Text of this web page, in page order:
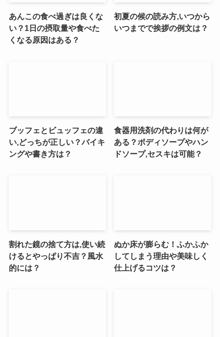
あんこの食べ過ぎは良くな
い？1日の摂取量や食べた
くなる原因はある？
初夏の候の読み方,いつから
いつまでで挨拶の例文は？
ブッフェとビュッフェの違
い,どっちが正しい？バイキ
ングや書き方は？
食器用洗剤の代わりは何が
ある？ボディソープやハン
ドソープ,セスキは可能？
割れた鏡の捨て方は,使い続
けるとやっぱり不吉？風水
的には？
ぬか床が膨らむ！ふかふか
してしまう理由や美味しく
仕上げるコツは？